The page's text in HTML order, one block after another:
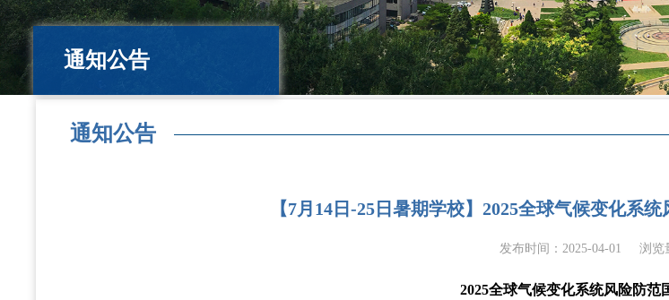
通知公告
通知公告
【7月14日-25日暑期学校】2025全球气候变化系
发布时间：2025-04-01 浏览
2025全球气候变化系统风险防范